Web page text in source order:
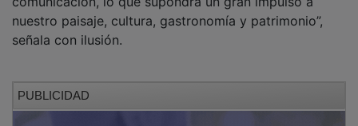
nuestro paisaje, cultura, gastronomía y patrimonio”,
señala con ilusión.